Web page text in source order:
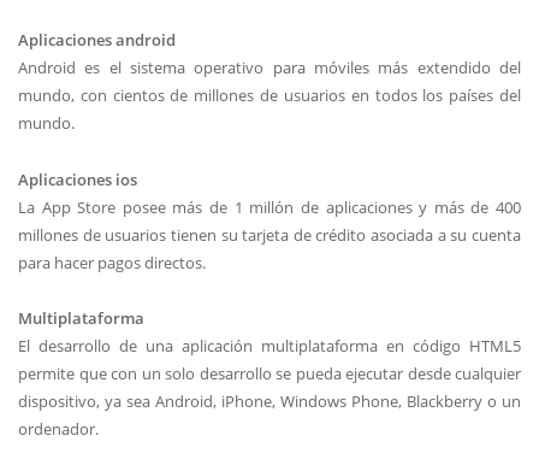
Aplicaciones android
Android es el sistema operativo para móviles más extendido del
mundo, con cientos de millones de usuarios en todos los países del
mundo.
Aplicaciones ios
La App Store posee más de 1 millón de aplicaciones y más de 400
millones de usuarios tienen su tarjeta de crédito asociada a su cuenta
para hacer pagos directos.
Multiplataforma
El desarrollo de una aplicación multiplataforma en código HTML5
permite que con un solo desarrollo se pueda ejecutar desde cualquier
dispositivo, ya sea Android, iPhone, Windows Phone, Blackberry o un
ordenador.